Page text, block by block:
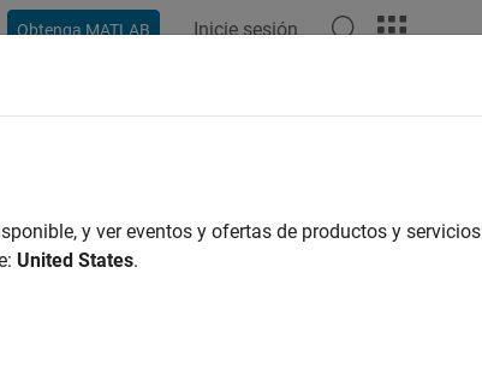
Obtenga MATLAB Inicie sesión
y ver eventos y ofertas de productos y servicios
United States.